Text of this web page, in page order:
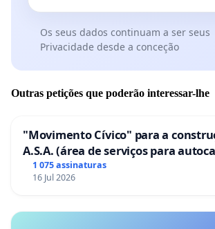
Os seus dados continuam a ser seus
Privacidade desde a conceção
Outras petições que poderão interessar-lhe
"Movimento Cívico" para a
A.S.A. (área de serviços para
Coimbra
1 075 assinaturas
16 Jul 2026